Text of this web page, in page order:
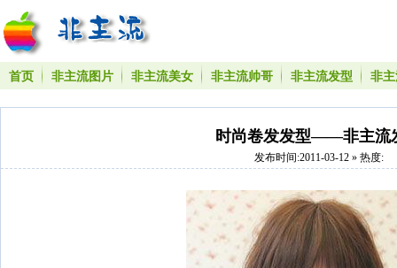
首页 非主流图片 非主流美女 非主流帅哥 非主流发型 非
时尚卷发发型——非主流
发布时间:2011-03-12 » 热度: